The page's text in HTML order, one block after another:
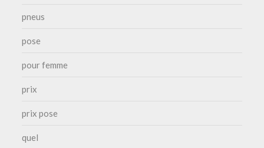
pneus
pose
pour femme
prix
prix pose
quel